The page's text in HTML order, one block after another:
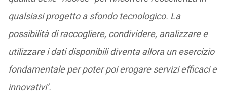
qualsiasi progetto a sfondo tecnologico. La
possibilità di raccogliere, condividere, analizzare e
utilizzare i dati disponibili diventa allora un esercizio
fondamentale per poter poi erogare servizi efficaci e
innovativi’.